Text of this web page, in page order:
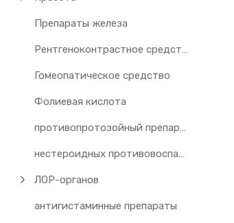
Препараты железа
Рентгеноконтрастное средство
Гомеопатическое средство
Фолиевая кислота
противопротозойный препарат
нестероидных противовоспалительных препаратов
ЛОР-органов
антигистаминные препараты